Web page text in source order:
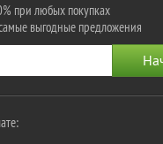
при любых покупках
выгодные предложения